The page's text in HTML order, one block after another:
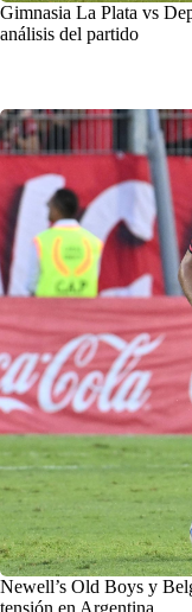
Gimnasia La Plata vs
análisis del partido
Newell’s Old Boys y
tensión en Argentina